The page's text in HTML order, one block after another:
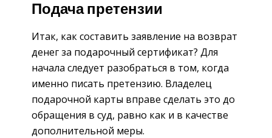
Подача претензии
Итак, как составить заявление на возврат
денег за подарочный сертификат? Для
начала следует разобраться в том, когда
именно писать претензию. Владелец
подарочной карты вправе сделать это до
обращения в суд, равно как и в качестве
дополнительной меры.